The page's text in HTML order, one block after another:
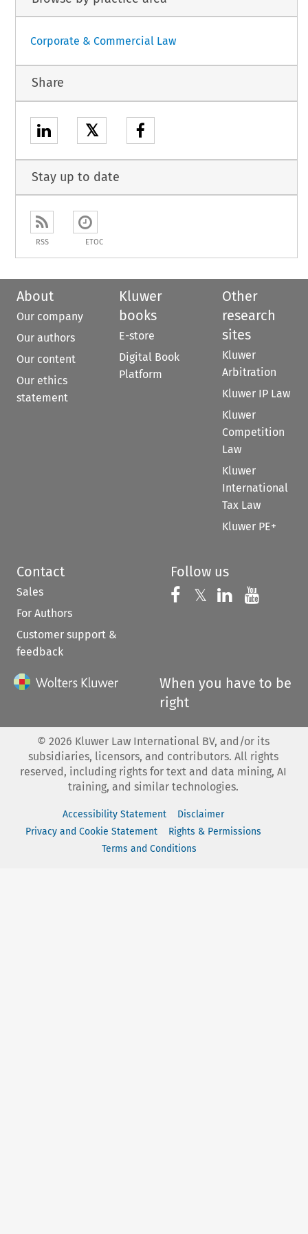
Corporate & Commercial Law
Share
𝕏
Stay up to date
RSS ETOC
About
Our company
Our authors
Our content
Our ethics
statement
Kluwer
books
E-store
Digital Book
Platform
Other
research
sites
Kluwer
Arbitration
Kluwer IP Law
Kluwer
Competition
Law
Kluwer
International
Tax Law
Kluwer PE+
Contact
Sales
For Authors
Customer support &
feedback
Follow us
Follow us on
𝕏 Follow us on
Follow us
When you have to be
right
© 2026 Kluwer Law International BV, and/or its
subsidiaries, licensors, and contributors. All rights
reserved, including rights for text and data mining, AI
training, and similar technologies.
Accessibility Statement
Disclaimer
Privacy and Cookie Statement
Rights & Permissions
Terms and Conditions